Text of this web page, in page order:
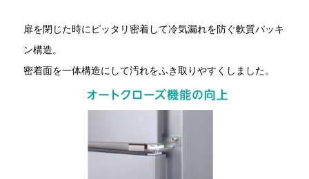
扉を閉じた時にピッタリ密着して冷気漏れを防ぐ軟質パッキ
ン構造。
密着面を一体構造にして汚れをふき取りやすくしました。